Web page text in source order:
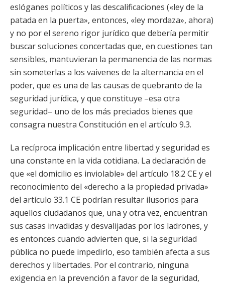
eslóganes políticos y las descalificaciones («ley de la
patada en la puerta», entonces, «ley mordaza», ahora)
y no por el sereno rigor jurídico que debería permitir
buscar soluciones concertadas que, en cuestiones tan
sensibles, mantuvieran la permanencia de las normas
sin someterlas a los vaivenes de la alternancia en el
poder, que es una de las causas de quebranto de la
seguridad jurídica, y que constituye –esa otra
seguridad– uno de los más preciados bienes que
consagra nuestra Constitución en el artículo 9.3.
La recíproca implicación entre libertad y seguridad es
una constante en la vida cotidiana. La declaración de
que «el domicilio es inviolable» del artículo 18.2 CE y el
reconocimiento del «derecho a la propiedad privada»
del artículo 33.1 CE podrían resultar ilusorios para
aquellos ciudadanos que, una y otra vez, encuentran
sus casas invadidas y desvalijadas por los ladrones, y
es entonces cuando advierten que, si la seguridad
pública no puede impedirlo, eso también afecta a sus
derechos y libertades. Por el contrario, ninguna
exigencia en la prevención a favor de la seguridad,